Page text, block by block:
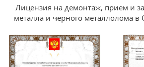
Лицензия на демонтаж, прием и
металла и черного металлолома в